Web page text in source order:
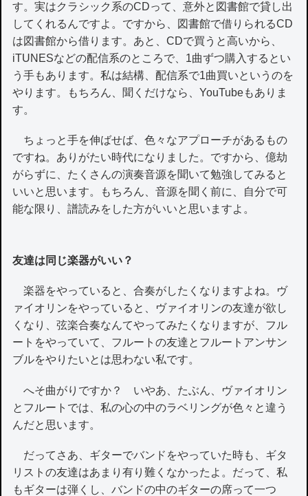
す。実はクラシック系のCDって、意外と図書館で貸し出
してくれるんですよ。ですから、図書館で借りられるCD
は図書館から借ります。あと、CDで買うと高いから、
iTUNESなどの配信系のところで、1曲ずつ購入するとい
う手もあります。私は結構、配信系で1曲買いというのを
やります。もちろん、聞くだけなら、YouTubeもありま
す。
ちょっと手を伸ばせば、色々なアプローチがあるもの
ですね。ありがたい時代になりました。ですから、億劫
がらずに、たくさんの演奏音源を聞いて勉強してみると
いいと思います。もちろん、音源を聞く前に、自分で可
能な限り、譜読みをした方がいいと思いますよ。
友達は同じ楽器がいい？
楽器をやっていると、合奏がしたくなりますよね。ヴ
ァイオリンをやっていると、ヴァイオリンの友達が欲し
くなり、弦楽合奏なんてやってみたくなりますが、フル
ートをやっていて、フルートの友達とフルートアンサン
ブルをやりたいとは思わない私です。
へそ曲がりですか？ いやあ、たぶん、ヴァイオリン
とフルートでは、私の心の中のラベリングが色々と違う
んだと思います。
だってさあ、ギターでバンドをやっていた時も、ギタ
リストの友達はあまり有り難くなかったよ。だって、私
もギターは弾くし、バンドの中のギターの席って一つ